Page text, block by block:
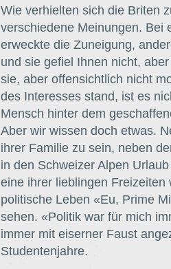
Wie verhielten sich die Briten
verschiedene Meinungen. Bei
erweckte die Zuneigung,
und sie gefiel Ihnen nicht,
sie, aber offensichtlich nicht
des Interesses stand, ist es
Mensch hinter dem
Aber wir wissen doch etwas.
ihrer Familie zu sein, neben
in den Schweizer Alpen
eine ihrer lieblingen
politische Leben «Eu, Prime
sehen. «Politik war für mich
immer mit eiserner Faust
Studentenjahre.